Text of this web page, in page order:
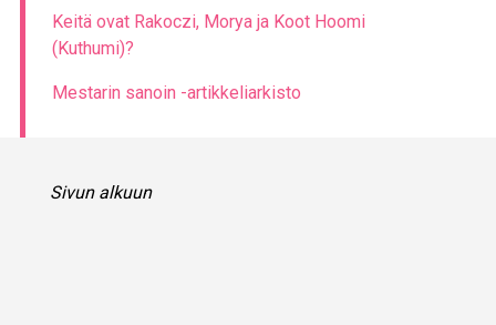
Keitä ovat Rakoczi, Morya ja Koot Hoomi
(Kuthumi)?
Mestarin sanoin -artikkeliarkisto
Sivun alkuun